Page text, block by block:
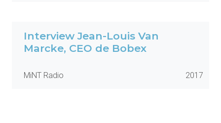
Interview Jean-Louis Van
Marcke, CEO de Bobex
MiNT Radio 2017